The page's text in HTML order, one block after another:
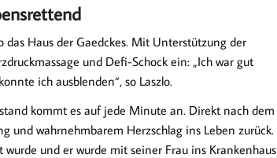
Haus der Gaedckes. Mit Unterstützung der
und Defi-Schock ein: „Ich war gut
ich ausblenden“, so Laszlo.
kommt es auf jede Minute an. Direkt nach dem
und wahrnehmbarem Herzschlag ins Leben zurück.
und er wurde mit seiner Frau ins Krankenhaus